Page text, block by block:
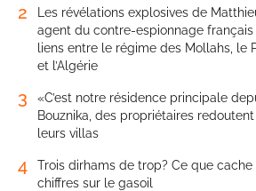
2
Les révélations explosives de
agent du contre-espionnage français
liens entre le régime des Mollahs, le
et l’Algérie
3
«C’est notre résidence principale
Bouznika, des propriétaires
leurs villas
4
Trois dirhams de trop? Ce que
chiffres sur le gasoil